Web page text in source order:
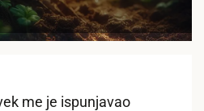
me je ispunjavao